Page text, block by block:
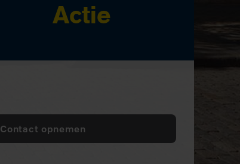
Actie
Contact opnemen